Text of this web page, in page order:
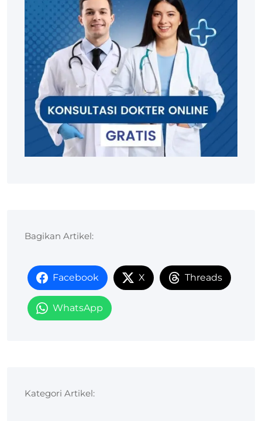
Bagikan Artikel:
Facebook X Threads
WhatsApp
Kategori Artikel: